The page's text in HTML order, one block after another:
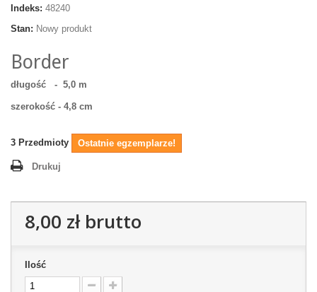
Indeks: 48240
Stan: Nowy produkt
Border
długość - 5,0 m
szerokość - 4,8 cm
3 Przedmioty Ostatnie egzemplarze!
Drukuj
8,00 złbrutto
Ilość